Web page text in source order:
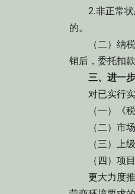
2.非正常状
的。
（二）纳税
销后，委托扣
三、进一
对已实行实
（一）《税
（二）市场
（三）上级
（四）项目
更大力度推